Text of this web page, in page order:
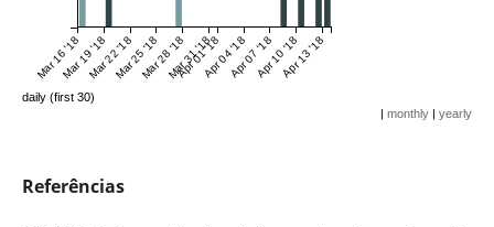
Mar 16 '18Mar 19 '18Mar 22 '18Mar 25 '18Mar 28 '18Mar 31 '18
Apr 01 '18Apr 04 '18Apr 07 '18Apr 10 '18Apr 13 '18
daily (first 30)
|monthly |yearly
Referências